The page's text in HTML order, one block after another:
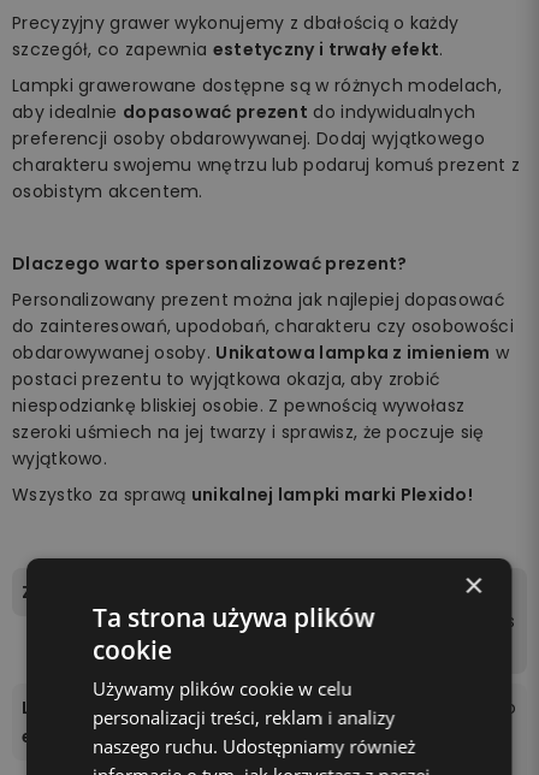
Precyzyjny grawer wykonujemy z dbałością o każdy
szczegół, co zapewnia estetyczny i trwały efekt.
Lampki grawerowane dostępne są w różnych modelach,
aby idealnie dopasować prezent do indywidualnych
preferencji osoby obdarowywanej. Dodaj wyjątkowego
charakteru swojemu wnętrzu lub podaruj komuś prezent z
osobistym akcentem.
Dlaczego warto spersonalizować prezent?
Personalizowany prezent można jak najlepiej dopasować
do zainteresowań, upodobań, charakteru czy osobowości
obdarowywanej osoby. Unikatowa lampka z imieniem w
postaci prezentu to wyjątkowa okazja, aby zrobić
niespodziankę bliskiej osobie. Z pewnością wywołasz
szeroki uśmiech na jej twarzy i sprawisz, że poczuje się
wyjątkowo.
Wszystko za sprawą unikalnej lampki marki Plexido!
Zawartość zestawu
tablica świetlna, podstawk
a, pilot, kabel zasilający, ins
Liczba kolorów podświetl
enia
16 kolorów do wyboru za po
mocą pilota dołączonego
do zestawu.
×
Ta strona używa plików
cookie
Używamy plików cookie w celu
personalizacji treści, reklam i analizy
naszego ruchu. Udostępniamy również